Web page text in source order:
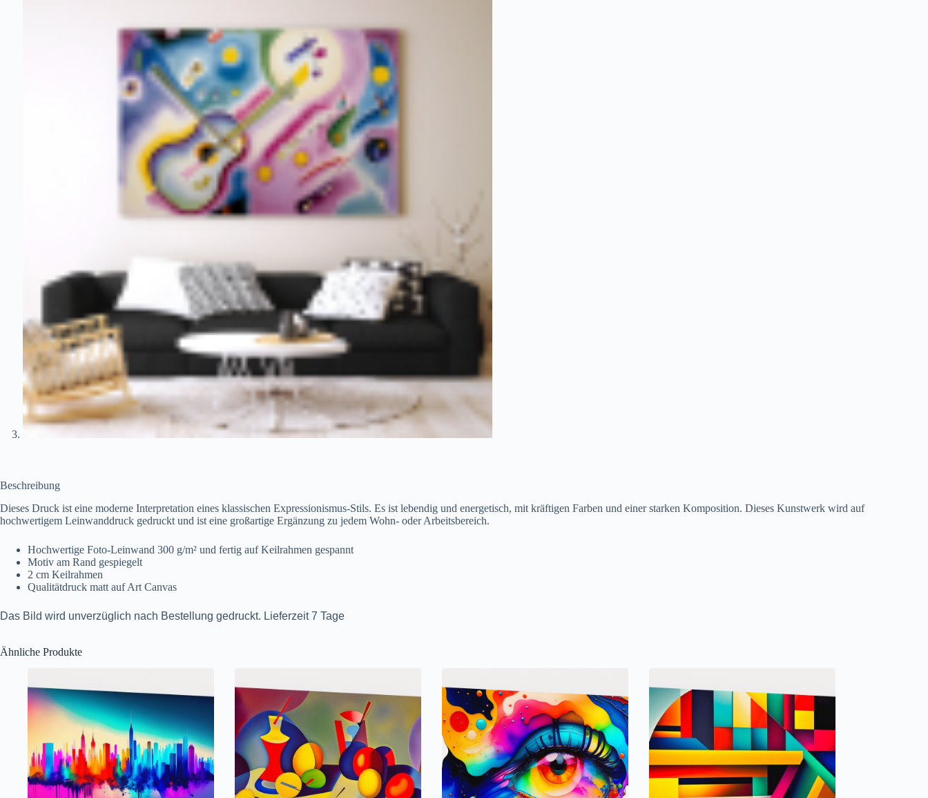
Beschreibung
Dieses Druck ist eine moderne Interpretation eines klassischen Expressionismus-Stils. Es ist lebendig und energetisch, mit kräftigen Farben und einer starken Komposition. Dieses Kunstwerk wird auf
hochwertigem Leinwanddruck gedruckt und ist eine großartige Ergänzung zu jedem Wohn- oder Arbeitsbereich.
Hochwertige Foto-Leinwand 300 g/m² und fertig auf Keilrahmen gespannt
Motiv am Rand gespiegelt
2 cm Keilrahmen
Qualitätdruck matt auf Art Canvas
Das Bild wird unverzüglich nach Bestellung gedruckt. Lieferzeit 7 Tage
Ähnliche Produkte